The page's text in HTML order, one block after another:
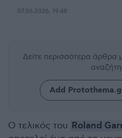
07.06.2026, 19:48
Δείτε περισσότερα άρθρα
Add
Ο τελικός του Roland